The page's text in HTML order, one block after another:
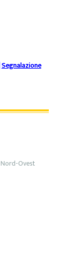
Segnalazione
Ovest